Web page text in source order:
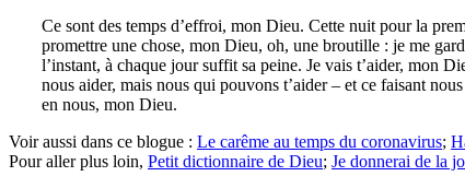
Ce sont des temps d’effroi, mon Dieu. Cette nuit pour la
promettre une chose, mon Dieu, oh, une broutille : je me
l’instant, à chaque jour suffit sa peine. Je vais t’aider, mon
nous aider, mais nous qui pouvons t’aider – et ce faisant
en nous, mon Dieu.
Voir aussi dans ce blogue : Le carême au temps du coronavirus;
Pour aller plus loin, Petit dictionnaire de Dieu; Je donnerai de la